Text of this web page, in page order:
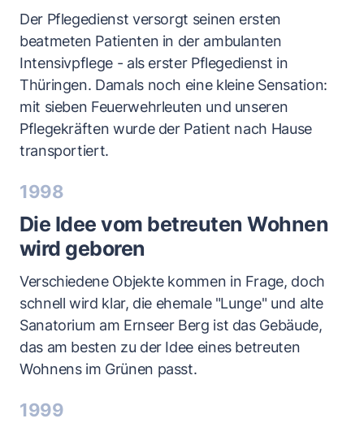
Der Pflegedienst versorgt seinen ersten
beatmeten Patienten in der ambulanten
Intensivpflege - als erster Pflegedienst in
Thüringen. Damals noch eine kleine Sensation:
mit sieben Feuerwehrleuten und unseren
Pflegekräften wurde der Patient nach Hause
transportiert.
1998
Die Idee vom betreuten Wohnen
wird geboren
Verschiedene Objekte kommen in Frage, doch
schnell wird klar, die ehemale "Lunge" und alte
Sanatorium am Ernseer Berg ist das Gebäude,
das am besten zu der Idee eines betreuten
Wohnens im Grünen passt.
1999